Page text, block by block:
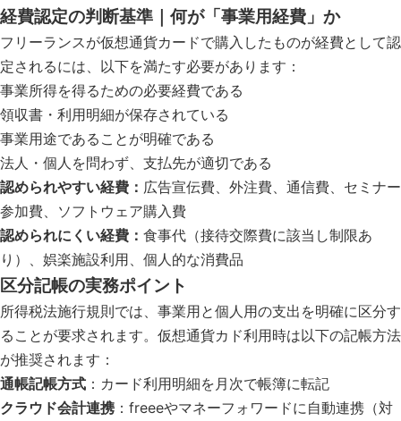
経費認定の判断基準｜何が「事業用経費」か
フリーランスが仮想通貨カードで購入したものが経費として認
定されるには、以下を満たす必要があります：
事業所得を得るための必要経費である
領収書・利用明細が保存されている
事業用途であることが明確である
法人・個人を問わず、支払先が適切である
認められやすい経費： 広告宣伝費、外注費、通信費、セミナー
参加費、ソフトウェア購入費
認められにくい経費： 食事代（接待交際費に該当し制限あ
り）、娯楽施設利用、個人的な消費品
区分記帳の実務ポイント
所得税法施行規則では、事業用と個人用の支出を明確に区分す
ることが要求されます。仮想通貨カド利用時は以下の記帳方法
が推奨されます：
通帳記帳方式 ：カード利用明細を月次で帳簿に転記
クラウド会計連携 ：freeeやマネーフォワードに自動連携（対